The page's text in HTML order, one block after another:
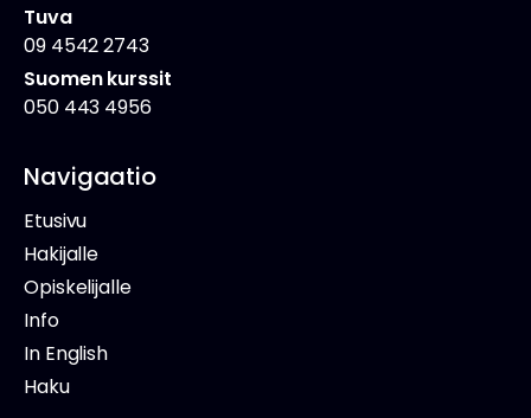
Tuva
09 4542 2743
Suomen kurssit
050 443 4956
Navigaatio
Etusivu
Hakijalle
Opiskelijalle
Info
In English
Haku